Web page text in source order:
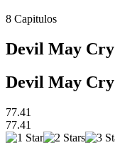
8 Capitulos
Devil May Cry
Devil May Cry
77.41
77.41